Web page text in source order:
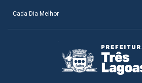
Cada Dia Melhor